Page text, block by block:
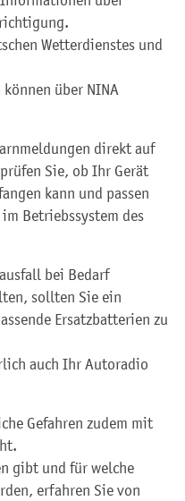
Wetterdienstes und
über NINA
direkt auf
Sie, ob Ihr Gerät
kann und passen
Betriebssystem des
bei Bedarf
sollten Sie ein
Ersatzbatterien zu
auch Ihr Autoradio
Gefahren zudem mit
gibt und für welche
erfahren Sie von